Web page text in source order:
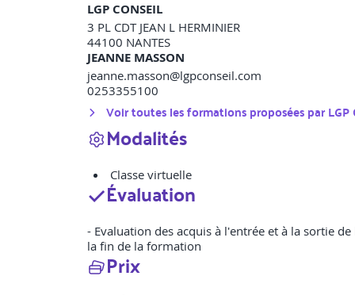
LGP CONSEIL
3 PL CDT JEAN L HERMINIER
44100 NANTES
JEANNE MASSON
jeanne.masson@lgpconseil.com
0253355100
Voir toutes les formations proposées parLGP
Modalités
Classe virtuelle
Évaluation
- Evaluation des acquis à l'entrée et à la sortie
la fin de la formation
Prix